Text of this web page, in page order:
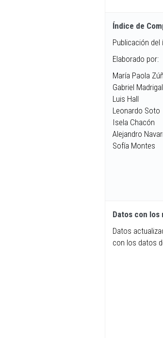
Índice de
Publicación del
Elaborado por:
María Paola
Gabriel Madrigal
Luis Hall
Leonardo Soto
Isela Chacón
Alejandro
Sofía Montes
Datos con los
Datos
con los datos